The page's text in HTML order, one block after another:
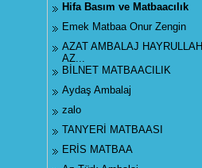
Hifa Basım ve Matbaacılık
Emek Matbaa Onur Zengin
AZAT AMBALAJ HAYRULLAH
AZ...
BİLNET MATBAACILIK
Aydaş Ambalaj
zalo
TANYERİ MATBAASI
ERİS MATBAA